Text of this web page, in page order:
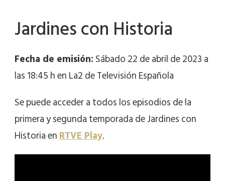
Jardines con Historia
Fecha de emisión:Sábado 22 de abril de 2023 a
las 18:45 h en La2 de Televisión Española
Se puede acceder a todos los episodios de la
primera y segunda temporada de Jardines con
Historia enRTVE Play.